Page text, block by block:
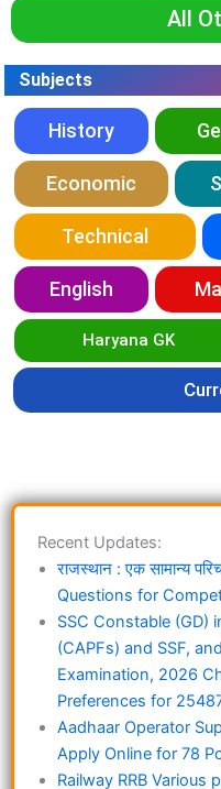
All
Subjects
History
Economic
Technical
English
Haryana GK
Recent Updates:
राजस्थान : एक सामान्य
Questions for
SSC Constable (GD)
(CAPFs) and SSF,
Examination, 2026
Preferences for
Aadhaar Operator
Apply Online for 78
Railway RRB